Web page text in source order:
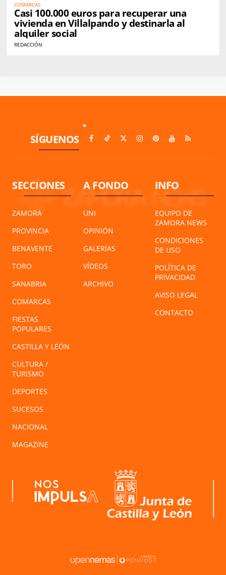
COMARCAS
Casi 100.000 euros para recuperar una
vivienda en Villalpando y destinarla al
alquiler social
REDACCIÓN
SÍGUENOS
SECCIONES
ZAMORA
PROVINCIA
BENAVENTE
TORO
SANABRIA
COMARCAS
FIESTAS
POPULARES
CASTILLA Y LEÓN
CULTURA /
TURISMO
DEPORTES
SUCESOS
NACIONAL
MAGAZINE
A FONDO
UNI
OPINIÓN
GALERÍAS
VÍDEOS
ARCHIVO
INFO
EQUIPO DE
ZAMORA NEWS
CONDICIONES
DE USO
POLÍTICA DE
PRIVACIDAD
AVISO LEGAL
CONTACTO